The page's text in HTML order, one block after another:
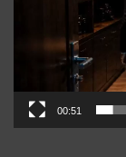
00:51